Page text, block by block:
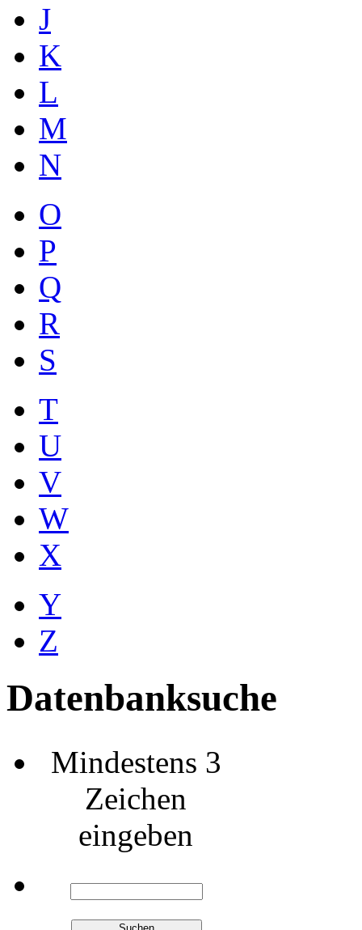
J
K
L
M
N
O
P
Q
R
S
T
U
V
W
X
Y
Z
Datenbanksuche
Mindestens 3
Zeichen
eingeben